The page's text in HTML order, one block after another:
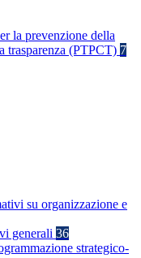
la prevenzione della
trasparenza (PTPCT) 7
su organizzazione e
generali 36
strategico-